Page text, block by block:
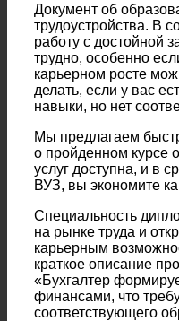
Документ об
трудоустройства. В
работу с достойной
трудно, особенно
карьерном росте
делать, если у вас
навыки, но нет
Мы предлагаем
о пройденном курсе
услуг доступна, и в
ВУЗ, вы экономите
Специальность
на рынке труда и
карьерным
краткое описание
«Бухгалтер
финансами, что
соответствующего